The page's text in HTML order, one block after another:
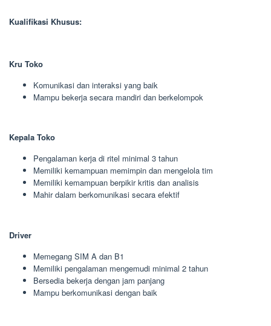
Kualifikasi Khusus:
Kru Toko
Komunikasi dan interaksi yang baik
Mampu bekerja secara mandiri dan berkelompok
Kepala Toko
Pengalaman kerja di ritel minimal 3 tahun
Memiliki kemampuan memimpin dan mengelola tim
Memiliki kemampuan berpikir kritis dan analisis
Mahir dalam berkomunikasi secara efektif
Driver
Memegang SIM A dan B1
Memiliki pengalaman mengemudi minimal 2 tahun
Bersedia bekerja dengan jam panjang
Mampu berkomunikasi dengan baik